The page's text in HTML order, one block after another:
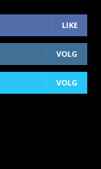
LIKE
VOLG
VOLG